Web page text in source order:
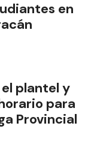
en
plantel y
para
Provincial